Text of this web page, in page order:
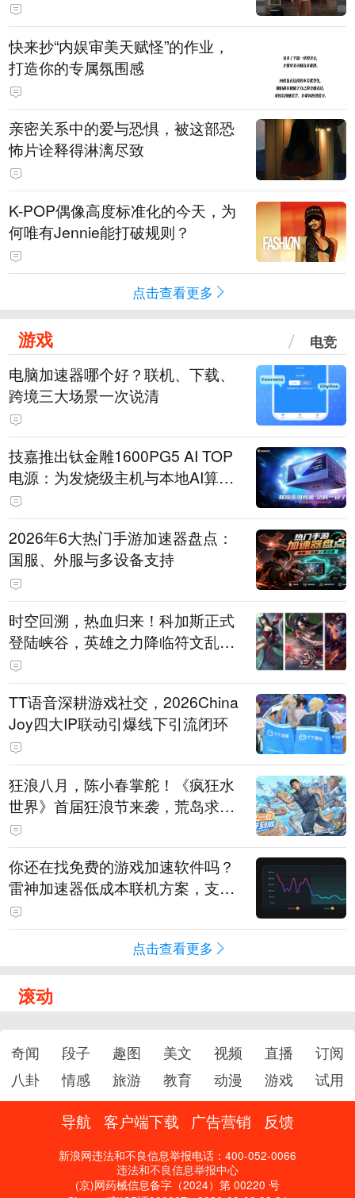
快来抄“内娱审美天赋怪”的作业，
打造你的专属氛围感
亲密关系中的爱与恐惧，被这部恐
怖片诠释得淋漓尽致
K-POP偶像高度标准化的今天，为
何唯有Jennie能打破规则？
点击查看更多
游戏 电竞
电脑加速器哪个好？联机、下载、
跨境三大场景一次说清
技嘉推出钛金雕1600PG5 AI TOP
电源：为发烧级主机与本地AI算力
打造旗舰供电方案
2026年6大热门手游加速器盘点：
国服、外服与多设备支持
时空回溯，热血归来！科加斯正式
登陆峡谷，英雄之力降临符文乱
斗！
TT语音深耕游戏社交，2026China
Joy四大IP联动引爆线下引流闭环
狂浪八月，陈小春掌舵！《疯狂水
世界》首届狂浪节来袭，荒岛求生
直播即将开启
你还在找免费的游戏加速软件吗？
雷神加速器低成本联机方案，支持
免费试用
点击查看更多
滚动
奇闻 段子 趣图 美文 视频 直播
订阅
八卦
情感 旅游 教育 动漫 游戏 试用
导航 客户端下载 广告营销 反馈
新浪网违法和不良信息举报电话：400-052-0066
违法和不良信息举报中心
(京)网药械信息备字（2024）第 00220 号